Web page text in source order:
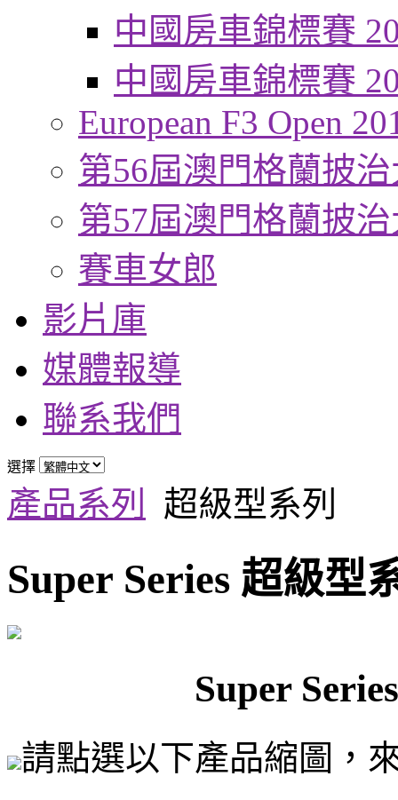
中國房車錦標賽
中國房車錦標賽
European F3 Open
第56屆澳門格蘭披
第57屆澳門格蘭披
賽車女郎
影片庫
媒體報導
聯系我們
選擇
產品系列 超級型系列
Super Series 超級型
Super
請點選以下產品縮圖，